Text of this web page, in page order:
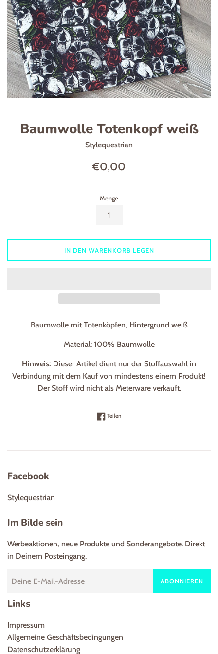
Baumwolle Totenkopf weiß
Stylequestrian
Normaler
€0,00
Menge
IN DEN WARENKORB LEGEN
Baumwolle mit Totenköpfen, Hintergrund weiß
Material: 100% Baumwolle
Hinweis: Dieser Artikel dient nur der Stoffauswahl in
Verbindung mit dem Kauf von mindestens einem Produkt!
Der Stoff wird nicht als Meterware verkauft.
TeilenAuf Facebook teilen
Facebook
Stylequestrian
Im Bilde sein
Werbeaktionen, neue Produkte und Sonderangebote. Direkt
in Deinem Posteingang.
ABONNIEREN
Links
Impressum
Allgemeine Geschäftsbedingungen
Datenschutzerklärung